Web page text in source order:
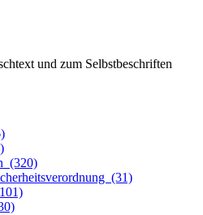
und zum Selbstbeschriften
(320)
(31)